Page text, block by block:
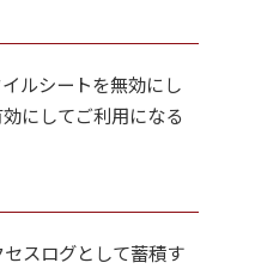
ルシートを無効にし
にしてご利用になる
スログとして蓄積す